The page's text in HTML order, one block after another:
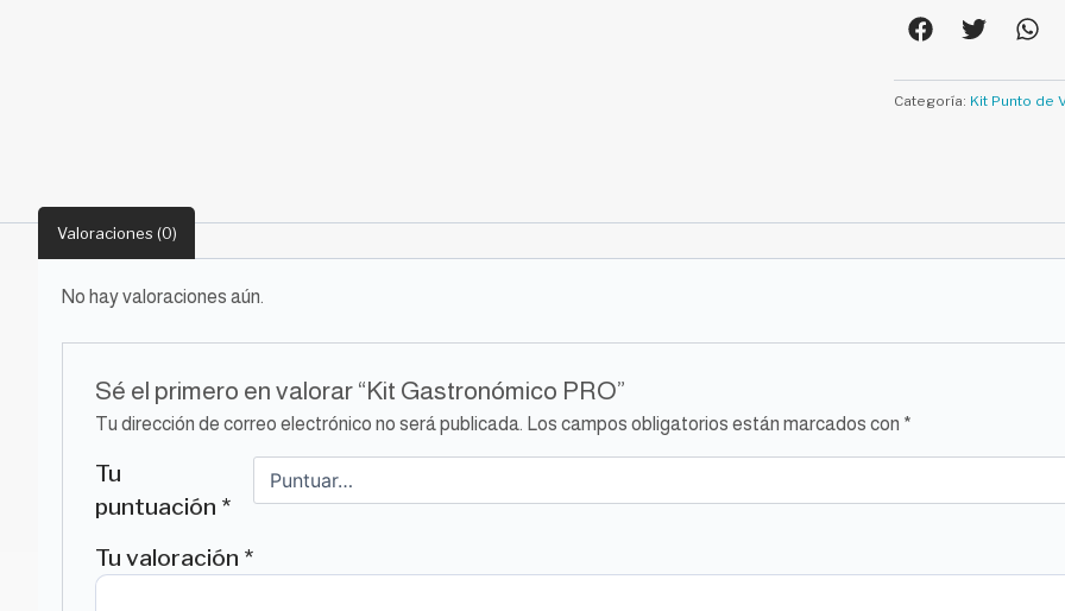
Categoría: Kit Punto de
Valoraciones (0)
No hay valoraciones aún.
Sé el primero en valorar “Kit Gastronómico PRO”
Tu dirección de correo electrónico no será publicada. Los campos obligatorios están marcados con *
Tu
puntuación *
Tu valoración *